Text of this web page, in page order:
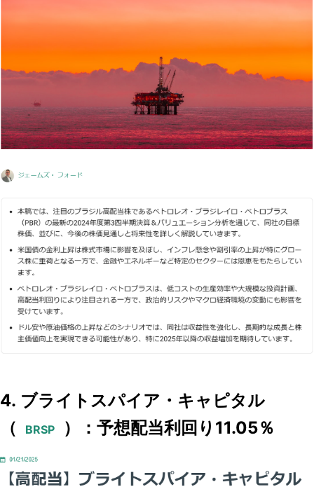
4. ブライトスパイア・キャピタル
（
）：予想配当利回り11.05％